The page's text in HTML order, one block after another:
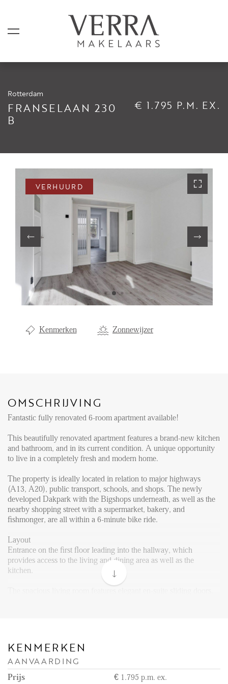
Rotterdam
FRANSELAAN 230
B
€ 1.795 P.M. EX.
VERHUURD
Kenmerken Zonnewijzer
OMSCHRIJVING
Fantastic fully renovated 6-room apartment available!
This beautifully renovated apartment features a brand-new kitchen
and bathroom, and in its current condition. A unique opportunity
to live in a completely fresh and modern home.
The property is ideally located in relation to major highways
(A13, A20), public transport, schools, and shops. The newly
developed Dakpark with the Bigshops underneath, as well as the
nearby shopping street with a supermarket, bakery, and
fishmonger, are all within a 6-minute bike ride.
Layout
Entrance on the first floor leading into the hallway, which
provides access to the living and dining area as well as the
kitchen.
gardens, a pleasant and quiet spot to enjoy the warmer months.
The newly installed L-shaped kitchen is fully equipped with high-
quality built-in appliances, including a refrigerator, freezer,
dishwasher, combination oven, and extractor hood.
KENMERKEN
AANVAARDING
Prijs € 1.795 p.m. ex.
AANBOD
Shortstay
Verkocht
Verhuurd
DIENSTEN
Aanhuur
Beheer
Verhuur
Nieuwbouw
LOCAL LIFE
OVER ONS
FAQ
Reviews
Werken bij
CONTACT
Den Haag
Hillegersberg